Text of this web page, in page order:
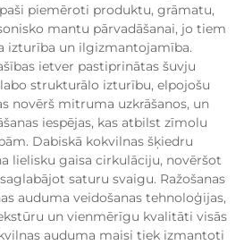
piemēroti produktu, grāmatu,
mantu pārvadāšanai, jo tiem
izturība un ilgizmantojamība.
ietver pastiprinātas šuvju
strukturālo izturību, elpojošu
novērš mitruma uzkrāšanos, un
iespējas, kas atbilst zīmolu
Dabiskā kokvilnas šķiedru
lielisku gaisa cirkulāciju, novēršot
saturu svaigu. Ražošanas
auduma veidošanas tehnoloģijas,
un vienmērīgu kvalitāti visās
auduma maisi tiek izmantoti